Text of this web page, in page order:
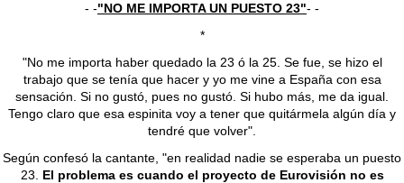
- -"NO ME IMPORTA UN PUESTO 23"- -
*
"No me importa haber quedado la 23 ó la 25. Se fue, se hizo el
trabajo que se tenía que hacer y yo me vine a España con esa
sensación. Si no gustó, pues no gustó. Si hubo más, me da igual.
Tengo claro que esa espinita voy a tener que quitármela algún día y
tendré que volver".
Según confesó la cantante, "en realidad nadie se esperaba un puesto
23.
El problema es cuando el proyecto de Eurovisión no es